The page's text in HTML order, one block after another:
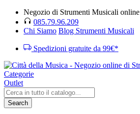
Negozio di Strumenti Musicali
085.79.96.209
Chi Siamo Blog Strumenti Musicali
Spedizioni gratuite da 99€*
Categorie
Outlet
Search